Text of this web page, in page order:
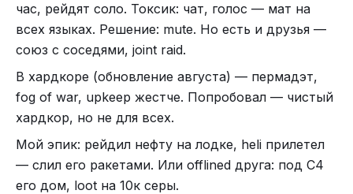
час, рейдят соло. Токсик: чат, голос — мат на
всех языках. Решение: mute. Но есть и друзья —
союз с соседями, joint raid.
В хардкоре (обновление августа) — пермадэт,
fog of war, upkeep жестче. Попробовал — чистый
хардкор, но не для всех.
Мой эпик: рейдил нефту на лодке, heli прилетел
— слил его ракетами. Или offlined друга: под C4
его дом, loot на 10к серы.